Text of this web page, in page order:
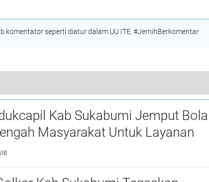
komentator seperti diatur dalam UU ITE. #JernihBerkomentar
SMSI Sukabumi Raya Aktivkan Organisasi Periode 2025-2028 Mesin Pegerakan Mulai Panaskan
Kab Sukabumi Jemput Bola
Masyarakat Untuk Layanan
Kebonpedes